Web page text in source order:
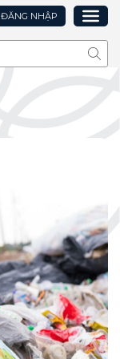
ĐĂNG NHẬP
Tìm